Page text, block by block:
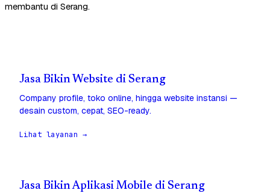
membantu di Serang.
Jasa Bikin Website di Serang
Company profile, toko online, hingga website instansi —
desain custom, cepat, SEO-ready.
Lihat layanan →
Jasa Bikin Aplikasi Mobile di Serang